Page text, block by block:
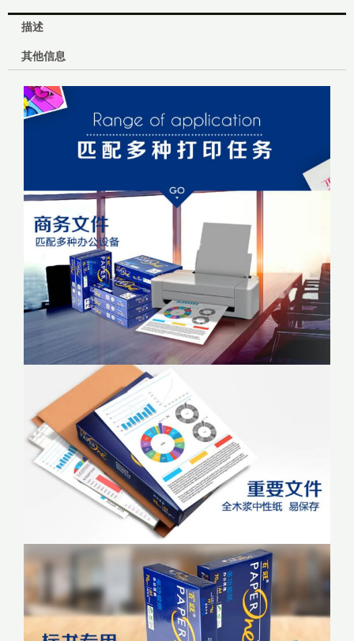
数
量
描述
其他信息